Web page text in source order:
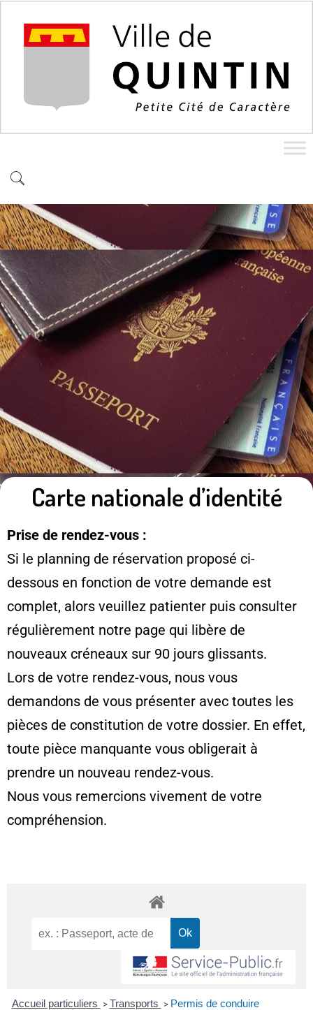
Carte nationale d’identité
Prise de rendez-vous :
Si le planning de réservation proposé ci-
dessous en fonction de votre demande est
complet, alors veuillez patienter puis consulter
régulièrement notre page qui libère de
nouveaux créneaux sur 90 jours glissants.
Lors de votre rendez-vous, nous vous
demandons de vous présenter avec toutes les
pièces de constitution de votre dossier. En effet,
toute pièce manquante vous obligerait à
prendre un nouveau rendez-vous.
Nous vous remercions vivement de votre
compréhension.
Accueil particuliers > Transports > Permis de conduire